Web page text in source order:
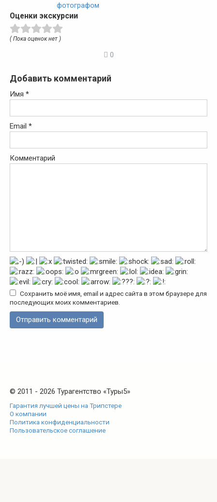
фотографом
Оценки экскурсии
( Пока оценок нет )
0
Добавить комментарий
Имя *
Email *
Комментарий
Сохранить моё имя, email и адрес сайта в этом браузере для
последующих моих комментариев.
© 2011 - 2026 Турагентство «Туры5»
Гарантия лучшей цены на Трипстере
О компании
Политика конфиденциальности
Пользовательское соглашение